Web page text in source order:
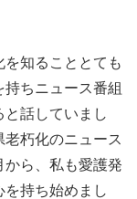
知ることとても
ちニュース番組
話していまし
朽化のニュース
ら、私も愛護発
持ち始めまし